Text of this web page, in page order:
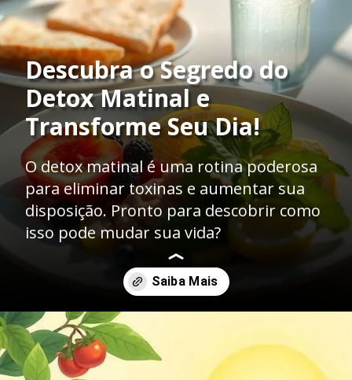
Descubra o Segredo do
Detox Matinal e
Transforme Seu Dia!
O detox matinal é uma rotina poderosa
para eliminar toxinas e aumentar sua
disposição. Pronto para descobrir como
isso pode mudar sua vida?
Openinghttps://mentoradaalma.com.br/detox-matinal/